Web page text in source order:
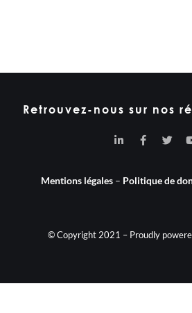
Retrouvez-nous sur nos
Mentions légales – Politique de
© Copyright 2021 – Proudly